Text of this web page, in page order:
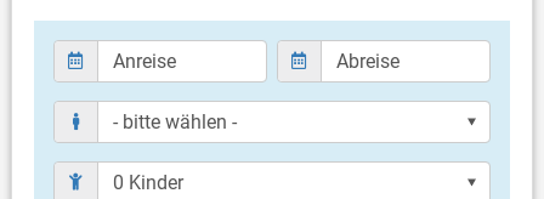
teilweise überdacht
Balkongröße: 4 m²
Weitere Informationen
Grill mitbringen möglich
Parkplatz beim Haus in ca. 5 Meter Entfernung
Haustier nicht erlaubt